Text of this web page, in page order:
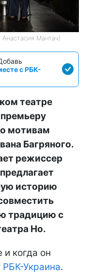
Мантач)
с РБК-
театре
премьеру
мотивам
Багряного.
режиссер
историю
традицию с
Но.
и когда он
РБК-Украина.